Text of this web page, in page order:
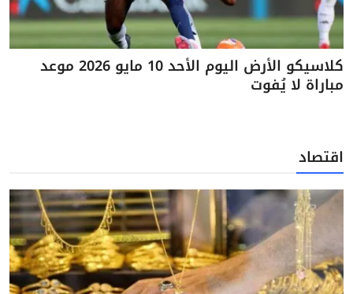
كلاسيكو الأرض اليوم الأحد 10 مايو 2026 موعد
مباراة لا يُفوت
اقتصاد